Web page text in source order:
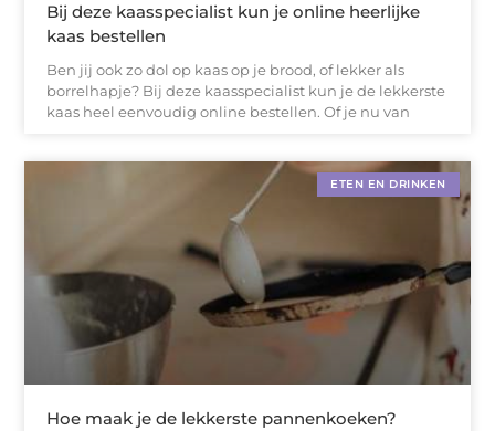
Bij deze kaasspecialist kun je online heerlijke
kaas bestellen
Ben jij ook zo dol op kaas op je brood, of lekker als
borrelhapje? Bij deze kaasspecialist kun je de lekkerste
kaas heel eenvoudig online bestellen. Of je nu van
ETEN EN DRINKEN
Hoe maak je de lekkerste pannenkoeken?